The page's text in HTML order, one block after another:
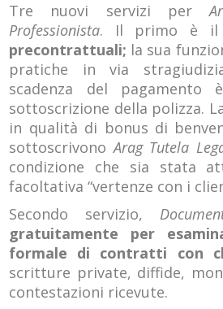
Tre nuovi servizi per
Professionista. Il primo è il
precontrattuali; la sua
pratiche in via
scadenza del pagamento
sottoscrizione della polizza.
in qualità di bonus di
sottoscrivonoArag Tutela
condizione che sia stata
facoltativa “vertenze con i
Secondo servizio,
gratuitamente per
formale di contratti con
scritture private, diffide,
contestazioni ricevute.